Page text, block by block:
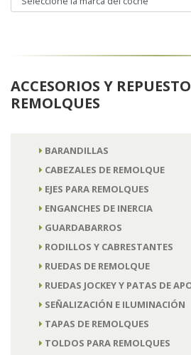
ACCESORIOS Y
REMOLQUES
BARANDILLAS
CABEZALES DE REMOLQUE
EJES PARA REMOLQUES
ENGANCHES DE INERCIA
GUARDABARROS
RODILLOS Y CABRESTANTES
RUEDAS DE REMOLQUE
RUEDAS JOCKEY Y PATAS DE
SEÑALIZACIÓN E ILUMINACIÓN
TAPAS DE REMOLQUES
TOLDOS PARA REMOLQUES